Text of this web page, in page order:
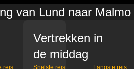
van Lund naar Malmo
reis
Vertrekken in
de middag
Snelste reis Langste reis